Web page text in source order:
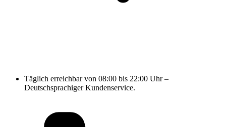
Täglich erreichbar von 08:00 bis 22:00 Uhr –
Deutschsprachiger Kundenservice.